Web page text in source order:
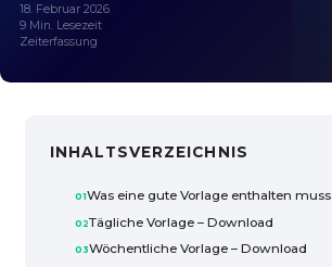
18. Februar 2026
9 Min. Lesezeit
Zeiterfassung
INHALTSVERZEICHNIS
Was eine gute Vorlage enthalten muss
Tägliche Vorlage – Download
Wöchentliche Vorlage – Download